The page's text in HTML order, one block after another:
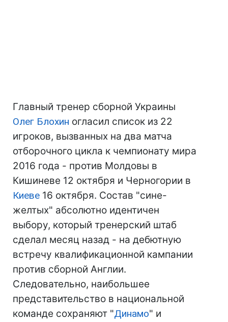
Главный тренер сборной Украины
Олег Блохин огласил список из 22
игроков, вызванных на два матча
отборочного цикла к чемпионату мира
2016 года - против Молдовы в
Кишиневе 12 октября и Черногории в
Киеве 16 октября. Состав "сине-
желтых" абсолютно идентичен
выбору, который тренерский штаб
сделал месяц назад - на дебютную
встречу квалификационной кампании
против сборной Англии.
Следовательно, наибольшее
представительство в национальной
команде сохраняют "Динамо" и